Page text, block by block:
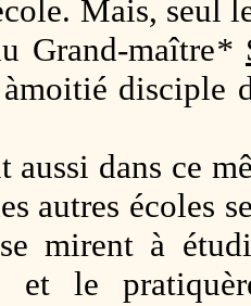
Mais, seul
Grand-maître*
disciple
dans ce
autres écoles
mirent à
et le